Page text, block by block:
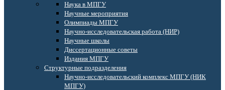
Наука в МПГУ
Научные мероприятия
Олимпиады МПГУ
Научно-исследовательская работа (НИР)
Научные школы
Диссертационные советы
Издания МПГУ
Структурные подразделения
Научно-исследовательский комплекс МПГУ (НИК
МПГУ)